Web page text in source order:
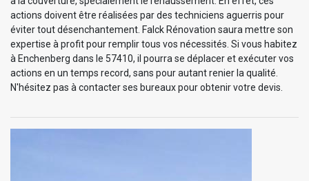
actions doivent être réalisées par des techniciens aguerris pour
éviter tout désenchantement. Falck Rénovation saura mettre son
expertise à profit pour remplir tous vos nécessités. Si vous habitez
à Enchenberg dans le 57410, il pourra se déplacer et exécuter vos
actions en un temps record, sans pour autant renier la qualité.
N'hésitez pas à contacter ses bureaux pour obtenir votre devis.